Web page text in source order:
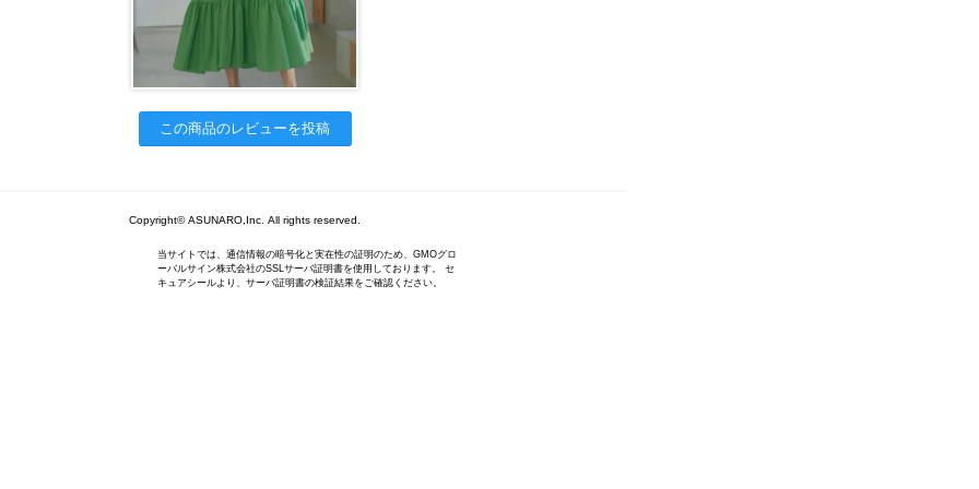
この商品のレビューを投稿
Copyright© ASUNARO,Inc. All rights reserved.
当サイトでは、通信情報の暗号化と実在性の証明のため、GMOグロ
ーバルサイン株式会社のSSLサーバ証明書を使用しております。 セ
キュアシールより、サーバ証明書の検証結果をご確認ください。